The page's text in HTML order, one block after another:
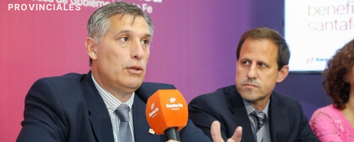
PROVINCIALES